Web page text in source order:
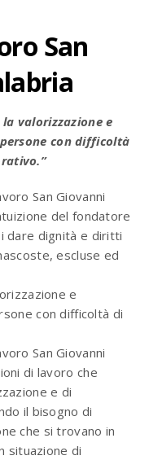
San
valorizzazione e
con difficoltà
San Giovanni
del fondatore
dare dignità e diritti
escluse ed
e
con difficoltà di
San Giovanni
di lavoro che
e di
il bisogno di
che si trovano in
situazione di